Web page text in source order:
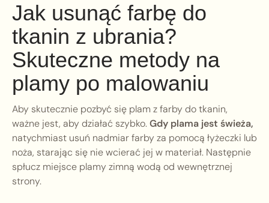
Jak usunąć farbę do
tkanin z ubrania?
Skuteczne metody na
plamy po malowaniu
Aby skutecznie pozbyć się plam z farby do tkanin,
ważne jest, aby działać szybko.Gdy plama jest świeża,
natychmiast usuń nadmiar farby za pomocą łyżeczki lub
noża, starając się nie wcierać jej w materiał. Następnie
spłucz miejsce plamy zimną wodą od wewnętrznej
strony.